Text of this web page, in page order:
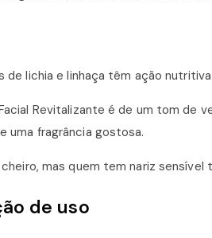
de lichia e linhaça têm ação
Revitalizante é de um tom de
uma fragrância gostosa.
mas quem tem nariz
de uso